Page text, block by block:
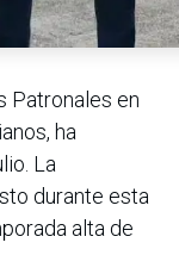
Patronales en
ha
La
durante esta
alta de